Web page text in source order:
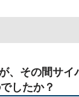
、その間サイ
したか？